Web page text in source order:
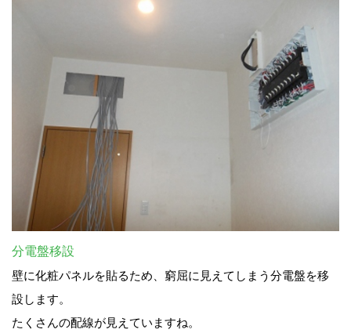
分電盤移設
壁に化粧パネルを貼るため、窮屈に見えてしまう分電盤を移
設します。
たくさんの配線が見えていますね。